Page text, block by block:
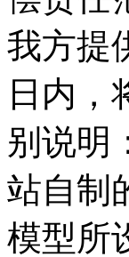
我方提
日内，
别说明
站自制
模型所